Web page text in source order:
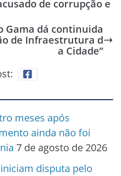
de corrupção e
Gama dá continuida
de Infraestrutura d
a Cidade”
meses após
ainda não foi
7 de agosto de 2026
iniciam disputa pelo